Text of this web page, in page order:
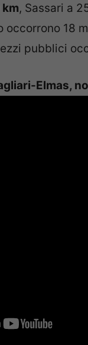
km, Sassari a
occorrono 18
pubblici
Elmas,